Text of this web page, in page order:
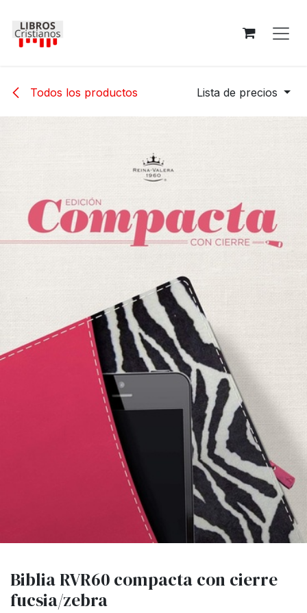
Todos los productos Lista de precios
Biblia RVR60 compacta con cierre
fucsia/zebra